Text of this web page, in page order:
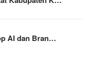
AI dan Bran…